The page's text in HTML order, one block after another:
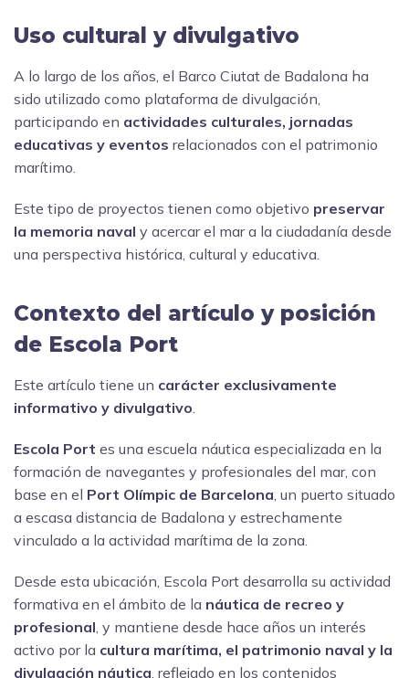
Uso cultural y divulgativo
A lo largo de los años, el Barco Ciutat de Badalona ha
sido utilizado como plataforma de divulgación,
participando en actividades culturales, jornadas
educativas y eventos relacionados con el patrimonio
marítimo.
Este tipo de proyectos tienen como objetivo preservar
la memoria naval y acercar el mar a la ciudadanía desde
una perspectiva histórica, cultural y educativa.
Contexto del artículo y posición
de Escola Port
Este artículo tiene un carácter exclusivamente
informativo y divulgativo
Escola Port es una escuela náutica especializada en la
formación de navegantes y profesionales del mar, con
base en el Port Olímpic de Barcelona , un puerto situado
a escasa distancia de Badalona y estrechamente
vinculado a la actividad marítima de la zona.
Desde esta ubicación, Escola Port desarrolla su actividad
formativa en el ámbito de la náutica de recreo y
profesional , y mantiene desde hace años un interés
activo por la cultura marítima, el patrimonio naval y la
divulgación náutica , reflejado en los contenidos